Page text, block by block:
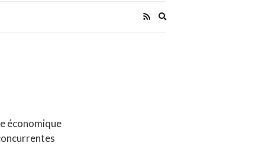
économique